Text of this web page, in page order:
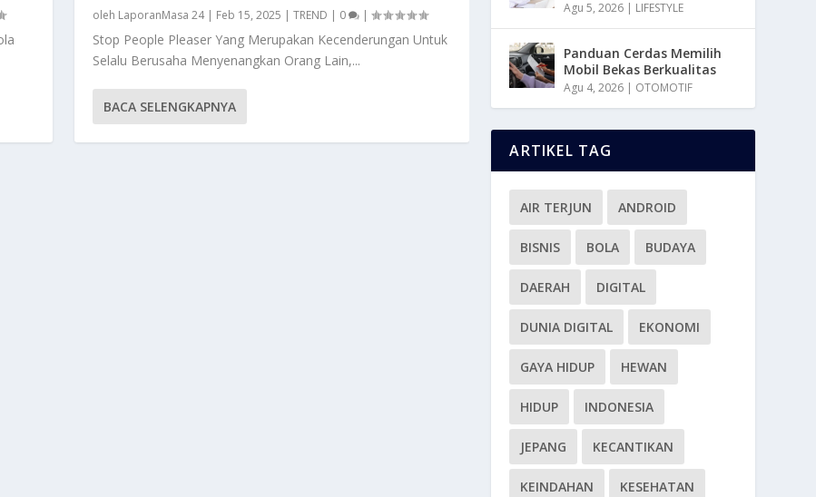
oleh LaporanMasa 24| Feb 15, 2025 | TREND | 0 |
Stop People Pleaser Yang Merupakan Kecenderungan Untuk
Selalu Berusaha Menyenangkan Orang Lain,...
BACA SELENGKAPNYA
Agu 5, 2026 | LIFESTYLE
Panduan Cerdas Memilih
Mobil Bekas Berkualitas
Agu 4, 2026 | OTOMOTIF
ARTIKEL TAG
AIR TERJUN ANDROID
BISNIS BOLA BUDAYA
DAERAH DIGITAL
DUNIA DIGITAL EKONOMI
GAYA HIDUP HEWAN
HIDUP INDONESIA
JEPANG KECANTIKAN
KEINDAHAN KESEHATAN